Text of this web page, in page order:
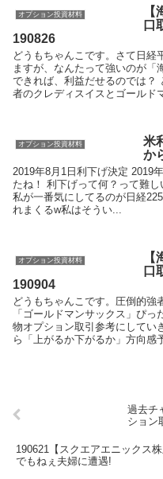
オプション投資材料
口
190826
どうもちゃんこです。さて日経
ますが、なんたって強いのが「
できれば、利益だせるのでは？
者のクレディスイスとゴールド
オプション投資材料
米
か
2019年8月1日利下げ決定 2019
たね！ 利下げって何？って難
私が一番気にしてるのが日経
れまくるw私はそうい...
オプション投資材料
口
190904
どうもちゃんこです。圧倒的強
「ゴールドマンサックス」ぴ
物オプション取引参考にしてい
ら「上がるか下がるか」方向感
過去チ
ション
190621【スクエアエニックス
でもねぇ夫婦に遭遇!